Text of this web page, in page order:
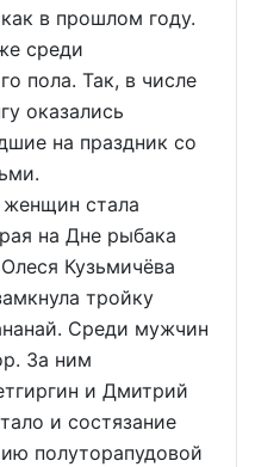
в прошлом году.
среди
пола. Так, в числе
оказались
на праздник со
стала
на Дне рыбака
Кузьмичёва
тройку
Среди мужчин
За ним
и Дмитрий
и состязание
полуторапудовой